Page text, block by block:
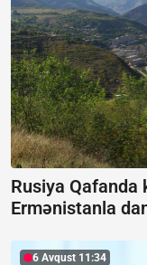
Rusiya Qafanda
Ermənistanla
6 Avqust 11:34